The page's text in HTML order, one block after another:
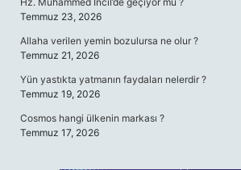
Temmuz 23, 2026
Allaha verilen yemin bozulursa ne olur ?
Temmuz 21, 2026
Yün yastıkta yatmanın faydaları nelerdir ?
Temmuz 19, 2026
Cosmos hangi ülkenin markası ?
Temmuz 17, 2026